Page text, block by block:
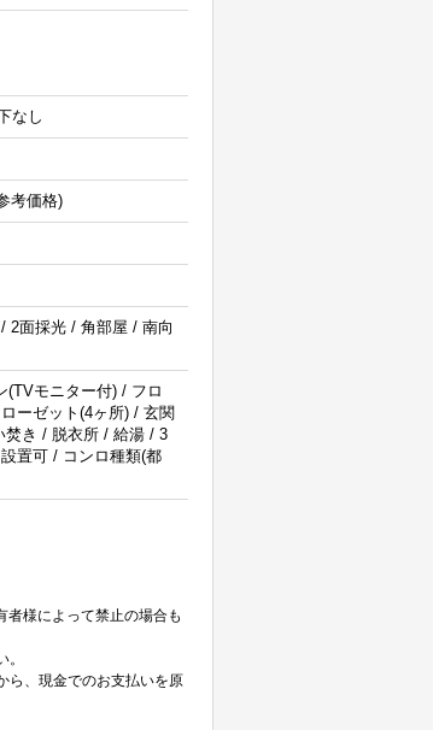
なし
考価格)
2面採光 / 角部屋 / 南向
(TVモニター付) / フロ
ーゼット(4ヶ所) / 玄関
焚き / 脱衣所 / 給湯 / 3
置可 / コンロ種類(都
様によって禁止の場合も
ら、現金でのお支払いを原